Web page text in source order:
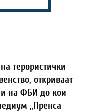
терористички
откриваат
на ФБИ до кои
„Пренса